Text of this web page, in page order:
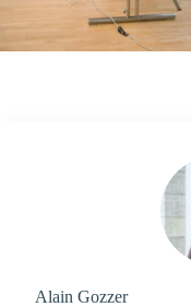
Alain Gozzer